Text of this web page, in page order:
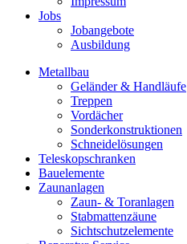
Jobs
Jobangebote
Ausbildung
Metallbau
Geländer & Handläufe
Treppen
Vordächer
Sonderkonstruktionen
Schneidelösungen
Teleskopschranken
Bauelemente
Zaunanlagen
Zaun- & Toranlagen
Stabmattenzäune
Sichtschutzelemente